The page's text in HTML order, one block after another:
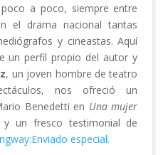
a poco, siempre entre
el drama nacional tantas
y cineastas. Aquí
un perfil propio del autor y
, un joven hombre de teatro
nos ofreció un
Benedetti en Una mujer
y un fresco testimonial de
especial.